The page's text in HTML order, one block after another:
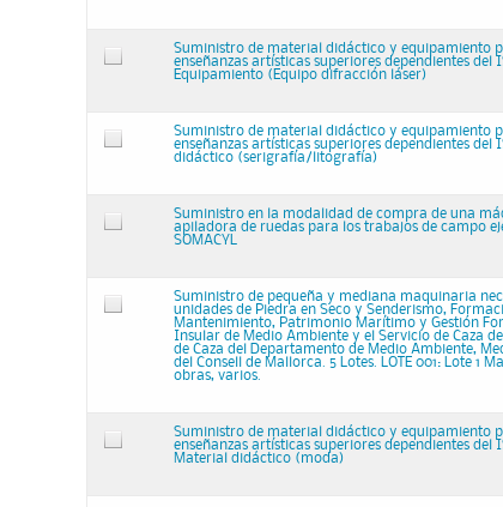
Suministro de material didáctico y equipamiento
enseñanzas artísticas superiores dependientes del
Equipamiento (Equipo difracción láser)
Suministro de material didáctico y equipamiento
enseñanzas artísticas superiores dependientes del
didáctico (serigrafía/litografía)
Suministro en la modalidad de compra de una
apiladora de ruedas para los trabajos de campo
SOMACYL
Suministro de pequeña y mediana maquinaria
unidades de Piedra en Seco y Senderismo,
Mantenimiento, Patrimonio Marítimo y Gestión
Insular de Medio Ambiente y el Servicio de Caza
de Caza del Departamento de Medio Ambiente,
del Consell de Mallorca. 5 Lotes. LOTE 001: Lote 1
obras, varios.
Suministro de material didáctico y equipamiento
enseñanzas artísticas superiores dependientes del
Material didáctico (moda)